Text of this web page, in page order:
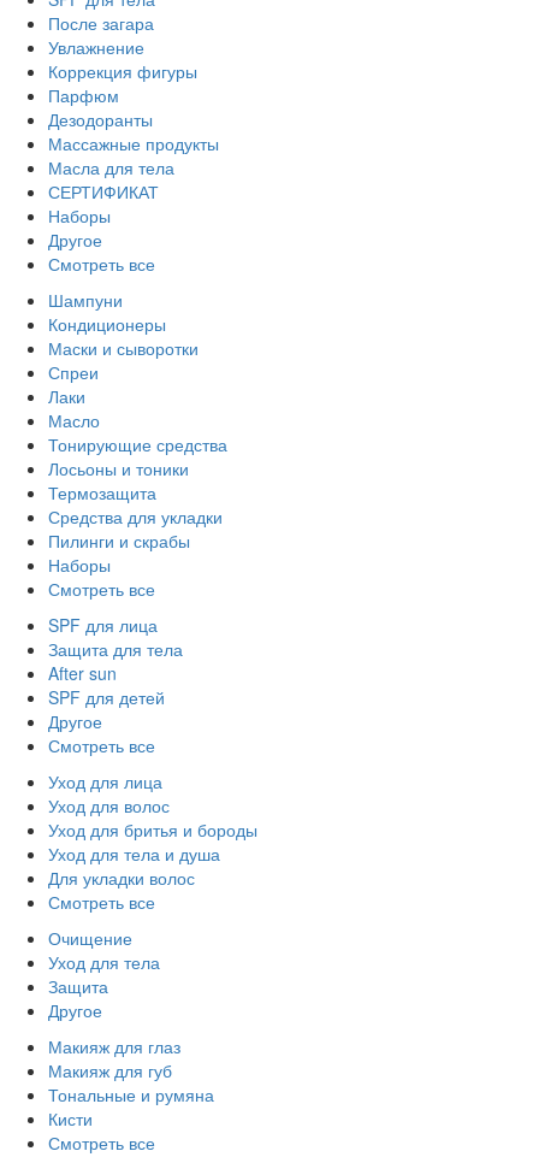
После загара
Увлажнение
Коррекция фигуры
Парфюм
Дезодоранты
Массажные продукты
Масла для тела
СЕРТИФИКАТ
Наборы
Другое
Смотреть все
Шампуни
Кондиционеры
Маски и сыворотки
Спреи
Лаки
Масло
Тонирующие средства
Лосьоны и тоники
Термозащита
Средства для укладки
Пилинги и скрабы
Наборы
Смотреть все
SPF для лица
Защита для тела
After sun
SPF для детей
Другое
Смотреть все
Уход для лица
Уход для волос
Уход для бритья и бороды
Уход для тела и душа
Для укладки волос
Смотреть все
Очищение
Уход для тела
Защита
Другое
Макияж для глаз
Макияж для губ
Тональные и румяна
Кисти
Смотреть все